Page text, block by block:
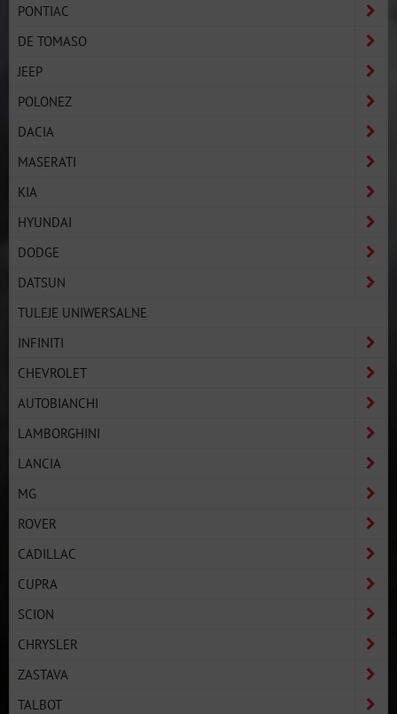
PONTIAC
DE TOMASO
JEEP
POLONEZ
DACIA
MASERATI
KIA
HYUNDAI
DODGE
DATSUN
TULEJE UNIWERSALNE
INFINITI
CHEVROLET
AUTOBIANCHI
LAMBORGHINI
LANCIA
MG
ROVER
CADILLAC
CUPRA
SCION
CHRYSLER
ZASTAVA
TALBOT